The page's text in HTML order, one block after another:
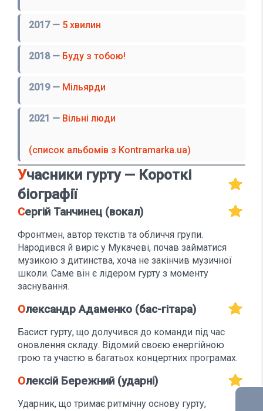
2017 — 5 хвилин
2018 — Буду з тобою!
2019 — Мільярди
2021 — Вільні люди
(список альбомів з Kontramarka.ua)
Учасники гурту — Короткі
біографії
Сергій Танчинец (вокал)
Фронтмен, автор текстів та обличчя групи.
Народився й виріс у Мукачеві, почав займатися
музикою з дитинства, хоча не закінчив музичної
школи. Саме він є лідером гурту з моменту
заснування.
Олександр Адаменко (бас-гітара)
Басист гурту, що долучився до команди під час
оновлення складу. Відомий своєю енергійною
грою та участю в багатьох концертних програмах.
Олексій Бережний (ударні)
Ударник, що тримає ритмічну основу гурту,